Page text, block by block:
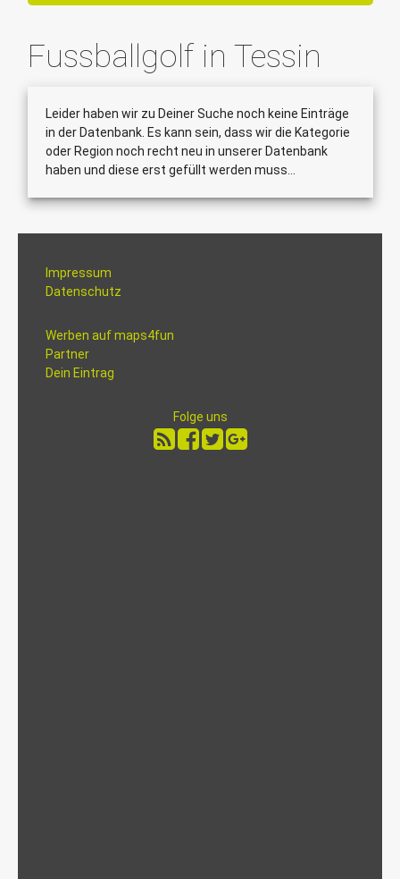
Fussballgolf in Tessin
Leider haben wir zu Deiner Suche noch keine Einträge
in der Datenbank. Es kann sein, dass wir die Kategorie
oder Region noch recht neu in unserer Datenbank
haben und diese erst gefüllt werden muss...
Impressum
Datenschutz
Werben auf maps4fun
Partner
Dein Eintrag
Folge uns